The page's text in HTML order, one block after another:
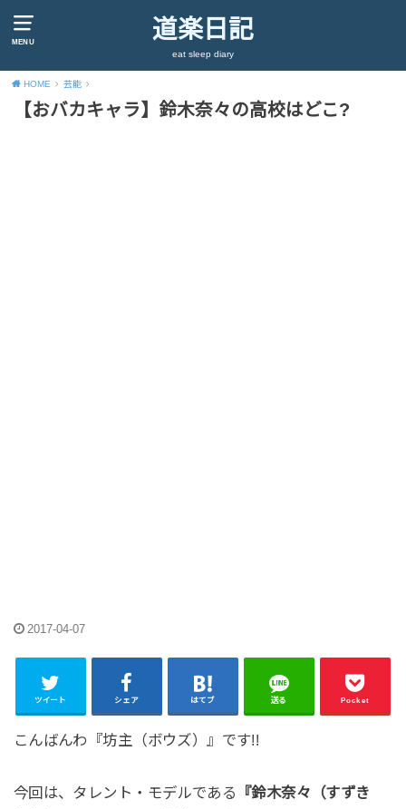
MENU 道楽日記
eat sleep diary
HOME 芸能
【おバカキャラ】鈴木奈々の高校はどこ?
2017-04-07
ツイート シェア はてブ 送る Pocket
こんばんわ『坊主（ボウズ）』です!!
今回は、タレント・モデルである
『鈴木奈々（すずき